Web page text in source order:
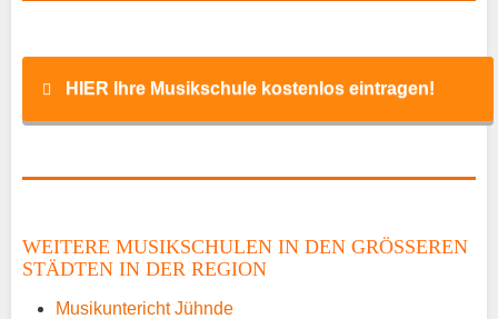
HIER Ihre Musikschule kostenlos eintragen!
WEITERE MUSIKSCHULEN IN DEN GRÖSSEREN S
TÄDTEN IN DER REGION
Musikuntericht Jühnde